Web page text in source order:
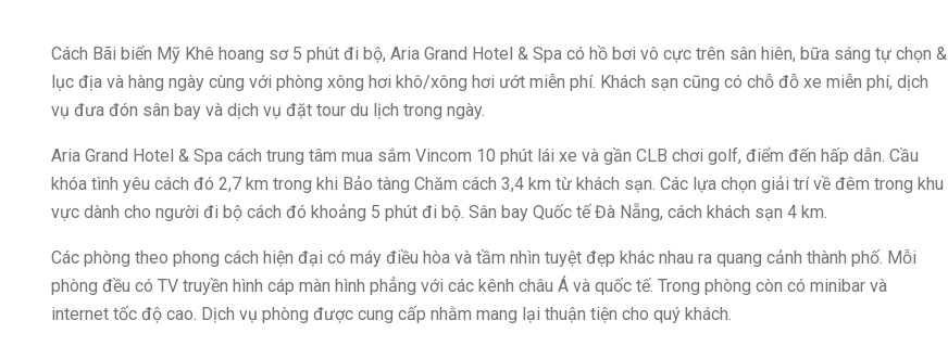
Cách Bãi biển Mỹ Khê hoang sơ 5 phút đi bộ, Aria Grand Hotel & Spa có hồ bơi vô cực trên sân hiên, bữa sáng tự chọn &
lục địa và hàng ngày cùng với phòng xông hơi khô/xông hơi ướt miễn phí. Khách sạn cũng có chỗ đỗ xe miễn phí, dịch
vụ đưa đón sân bay và dịch vụ đặt tour du lịch trong ngày.
Aria Grand Hotel & Spa cách trung tâm mua sắm Vincom 10 phút lái xe và gần CLB chơi golf, điểm đến hấp dẫn. Cầu
khóa tình yêu cách đó 2,7 km trong khi Bảo tàng Chăm cách 3,4 km từ khách sạn. Các lựa chọn giải trí về đêm trong khu
vực dành cho người đi bộ cách đó khoảng 5 phút đi bộ. Sân bay Quốc tế Đà Nẵng, cách khách sạn 4 km.
Các phòng theo phong cách hiện đại có máy điều hòa và tầm nhìn tuyệt đẹp khác nhau ra quang cảnh thành phố. Mỗi
phòng đều có TV truyền hình cáp màn hình phẳng với các kênh châu Á và quốc tế. Trong phòng còn có minibar và
internet tốc độ cao. Dịch vụ phòng được cung cấp nhằm mang lại thuận tiện cho quý khách.